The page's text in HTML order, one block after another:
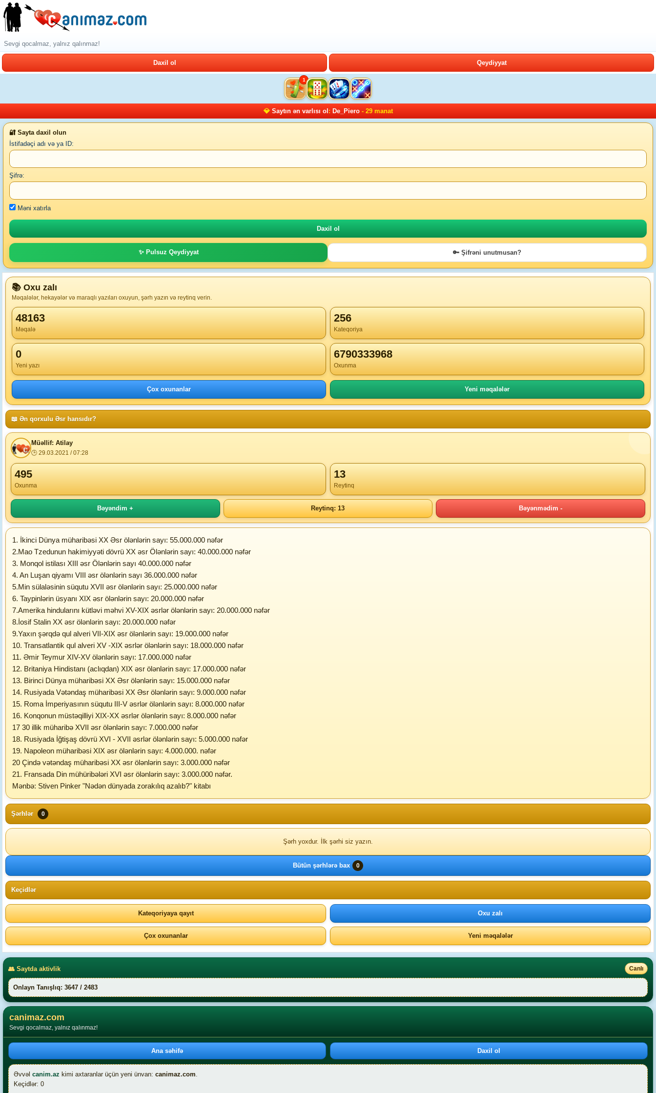
Sevgi qocalmaz, yalnız qalınmaz!
Daxil ol Qeydiyyat
1
💎 Saytın ən varlısı ol : De_Piero- 29 manat
🔐 Sayta daxil olun
İstifadəçi adı və ya ID:
Şifrə:
Məni xatırla
✨ Pulsuz Qeydiyyat 🔑 Şifrəni unutmusan?
📚 Oxu zalı
Məqalələr, hekayələr və maraqlı yazıları oxuyun, şərh yazın və reytinq verin.
48163
Məqalə
256
Kateqoriya
0
Yeni yazı
6790333968
Oxunma
Çox oxunanlar Yeni məqalələr
📖 Ən qorxulu Əsr hansıdır?
Müəllif: Atilay
🕒 29.03.2021 / 07:28
495
Oxunma
13
Reytinq
Bəyəndim + Reytinq: 13 Bəyənmədim -
1. İkinci Dünya müharibəsi XX Əsr ölənlərin sayı: 55.000.000 nəfər
2.Mao Tzedunun hakimiyyəti dövrü XX əsr Ölənlərin sayı: 40.000.000 nəfər
3. Monqol istilası XIII əsr Ölənlərin sayı 40.000.000 nəfər
4. An Luşan qiyamı VIII əsr ölənlərin sayı 36.000.000 nəfər
5.Min sülaləsinin süqutu XVII əsr ölənlərin sayı: 25.000.000 nəfər
6. Taypinlərin üsyanı XIX əsr ölənlərin sayı: 20.000.000 nəfər
7.Amerika hindularını kütləvi məhvi XV-XIX əsrlər ölənlərin sayı: 20.000.000 nəfər
8.İosif Stalin XX əsr ölənlərin sayı: 20.000.000 nəfər
9.Yaxın şərqdə qul alveri VII-XIX əsr ölənlərin sayı: 19.000.000 nəfər
10. Transatlantik qul alveri XV -XIX əsrlər ölənlərin sayı: 18.000.000 nəfər
11. Əmir Teymur XIV-XV ölənlərin sayı: 17.000.000 nəfər
12. Britaniya Hindistanı (aclıqdan) XIX əsr ölənlərin sayı: 17.000.000 nəfər
13. Birinci Dünya müharibəsi XX Əsr ölənlərin sayı: 15.000.000 nəfər
14. Rusiyada Vətəndaş müharibəsi XX Əsr ölənlərin sayı: 9.000.000 nəfər
15. Roma İmperiyasının süqutu III-V əsrlər ölənlərin sayı: 8.000.000 nəfər
16. Konqonun müstəqilliyi XIX-XX əsrlər ölənlərin sayı: 8.000.000 nəfər
17 30 illik müharibə XVII əsr ölənlərin sayı: 7.000.000 nəfər
18. Rusiyada İğtişaş dövrü XVI - XVII əsrlər ölənlərin sayı: 5.000.000 nəfər
19. Napoleon müharibəsi XIX əsr ölənlərin sayı: 4.000.000. nəfər
20 Çində vətəndaş müharibəsi XX əsr ölənlərin sayı: 3.000.000 nəfər
21. Fransada Din mühüribələri XVI əsr ölənlərin sayı: 3.000.000 nəfər.
Mənbə: Stiven Pinker "Nədən dünyada zorakılıq azalıb?" kitabı
Şərhlər 0
Şərh yoxdur. İlk şərhi siz yazın.
Bütün şərhlərə bax 0
Keçidlər
Kateqoriyaya qayıt Oxu zalı
Çox oxunanlar Yeni məqalələr
👥 Saytda aktivlik Canlı
Onlayn Tanışlıq: 3647 / 2483
canimaz.com
Sevgi qocalmaz, yalnız qalınmaz!
Ana səhifə Daxil ol
Əvvəl canim.az kimi axtaranlar üçün yeni ünvan: canimaz.com.
Keçidlər: 0